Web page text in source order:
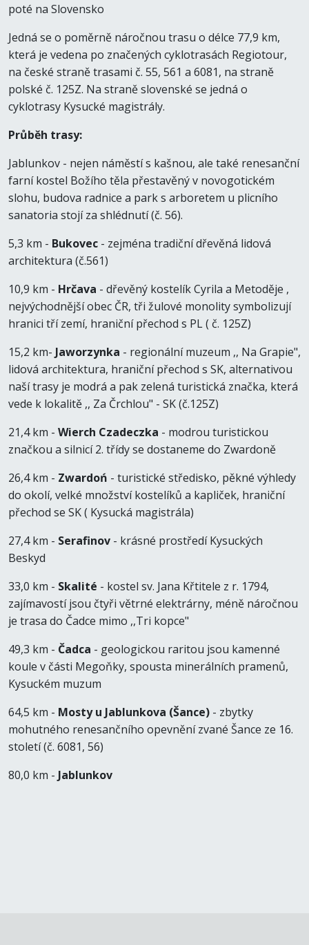
poté na Slovensko
Jedná se o poměrně náročnou trasu o délce 77,9 km,
která je vedena po značených cyklotrasách Regiotour,
na české straně trasami č. 55, 561 a 6081, na straně
polské č. 125Z. Na straně slovenské se jedná o
cyklotrasy Kysucké magistrály.
Průběh trasy:
Jablunkov - nejen náměstí s kašnou, ale také renesanční
farní kostel Božího těla přestavěný v novogotickém
slohu, budova radnice a park s arboretem u plicního
sanatoria stojí za shlédnutí (č. 56).
5,3 km - Bukovec - zejména tradiční dřevěná lidová
architektura (č.561)
10,9 km - Hrčava - dřevěný kostelík Cyrila a Metoděje ,
nejvýchodnější obec ČR, tři žulové monolity symbolizují
hranici tří zemí, hraniční přechod s PL ( č. 125Z)
15,2 km- Jaworzynka - regionální muzeum ,, Na Grapie",
lidová architektura, hraniční přechod s SK, alternativou
naší trasy je modrá a pak zelená turistická značka, která
vede k lokalitě ,, Za Črchlou" - SK (č.125Z)
21,4 km - Wierch Czadeczka - modrou turistickou
značkou a silnicí 2. třídy se dostaneme do Zwardoně
26,4 km - Zwardoń - turistické středisko, pěkné výhledy
do okolí, velké množství kostelíků a kapliček, hraniční
přechod se SK ( Kysucká magistrála)
27,4 km - Serafinov - krásné prostředí Kysuckých
Beskyd
33,0 km - Skalité - kostel sv. Jana Křtitele z r. 1794,
zajímavostí jsou čtyři větrné elektrárny, méně náročnou
je trasa do Čadce mimo ,,Tri kopce"
49,3 km - Čadca - geologickou raritou jsou kamenné
koule v části Megoňky, spousta minerálních pramenů,
Kysuckém muzum
64,5 km - Mosty u Jablunkova (Šance) - zbytky
mohutného renesančního opevnění zvané Šance ze 16.
století (č. 6081, 56)
80,0 km - Jablunkov